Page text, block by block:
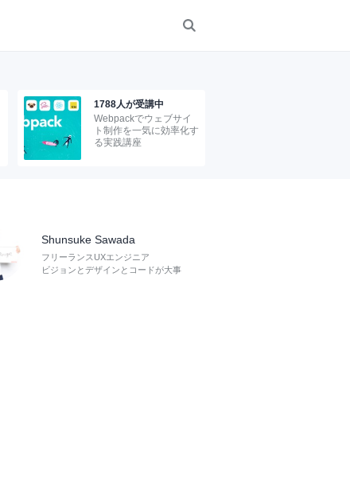
1788人が受講中
Webpackでウェブサイ
ト制作を一気に効率化す
る実践講座
Shunsuke Sawada
フリーランスUXエンジニア
ビジョンとデザインとコードが大事